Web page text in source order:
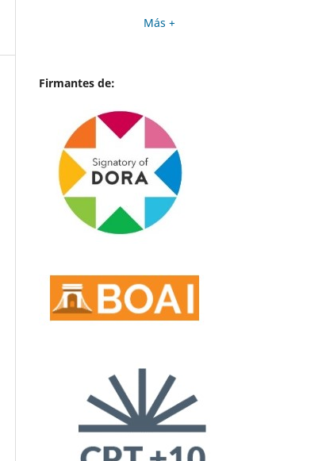
Más +
Firmantes de: